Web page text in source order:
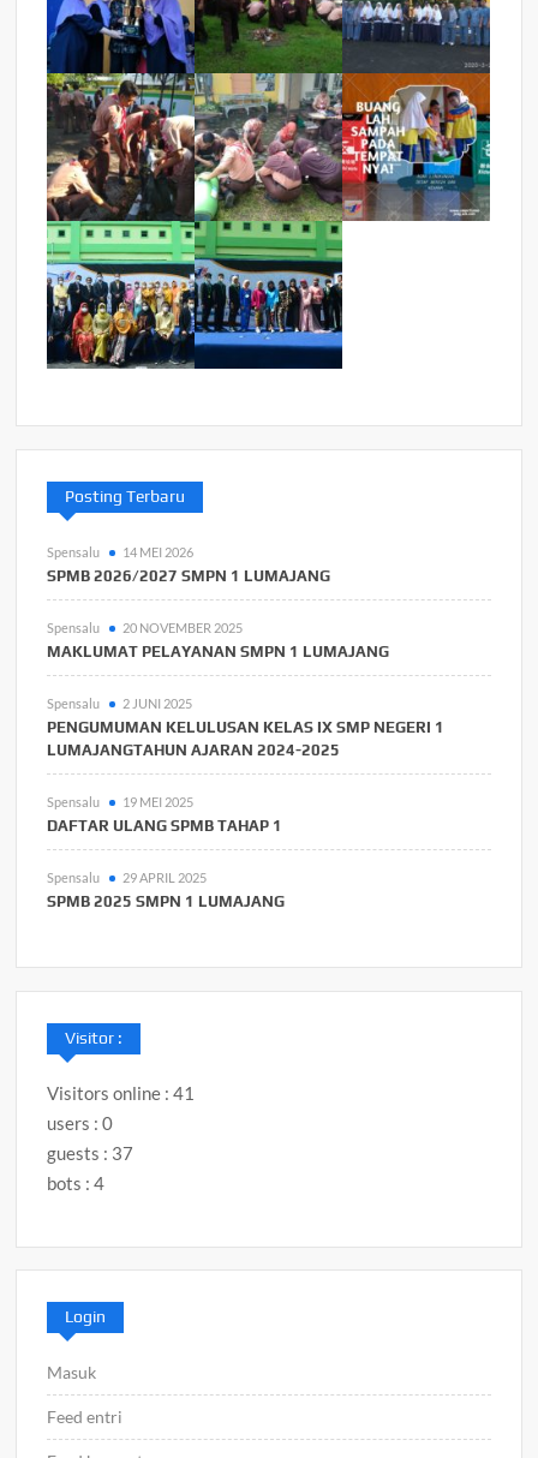
Posting Terbaru
Spensalu 14 MEI 2026
SPMB 2026/2027 SMPN 1 LUMAJANG
Spensalu 20 NOVEMBER 2025
MAKLUMAT PELAYANAN SMPN 1 LUMAJANG
Spensalu 2 JUNI 2025
PENGUMUMAN KELULUSAN KELAS IX SMP NEGERI 1
LUMAJANGTAHUN AJARAN 2024-2025
Spensalu 19 MEI 2025
DAFTAR ULANG SPMB TAHAP 1
Spensalu 29 APRIL 2025
SPMB 2025 SMPN 1 LUMAJANG
Visitor :
Visitors online : 41
users : 0
guests : 37
bots : 4
Login
Masuk
Feed entri